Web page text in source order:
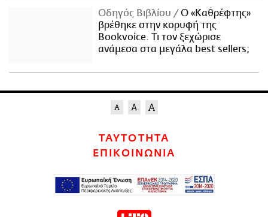
Οδηγός Βιβλίου
Ο «Καθρέφτης»
βρέθηκε στην κορυφή της
Bookvoice. Τι τον ξεχώρισε
ανάμεσα στα μεγάλα best sellers;
ΤΑΥΤΟΤΗΤΑ
ΕΠΙΚΟΙΝΩΝΙΑ